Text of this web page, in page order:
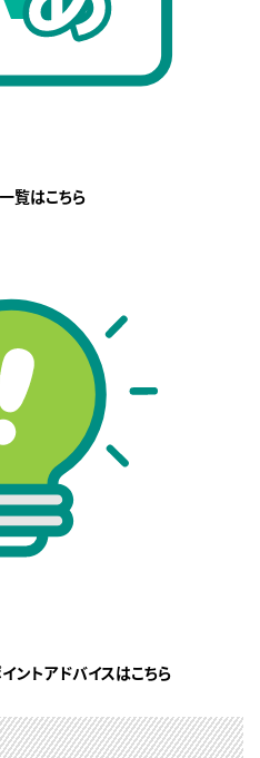
覧はこちら
ントアドバイスはこちら